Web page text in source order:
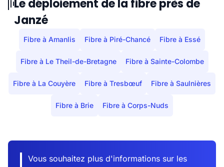
Le déploiement de la fibre près de
Janzé
Fibre à Amanlis Fibre à Piré-Chancé Fibre à Essé
Fibre à Le Theil-de-Bretagne Fibre à Sainte-Colombe
Fibre à La Couyère Fibre à Tresbœuf Fibre à Saulnières
Fibre à Brie Fibre à Corps-Nuds
Vous souhaitez plus d'informations sur les